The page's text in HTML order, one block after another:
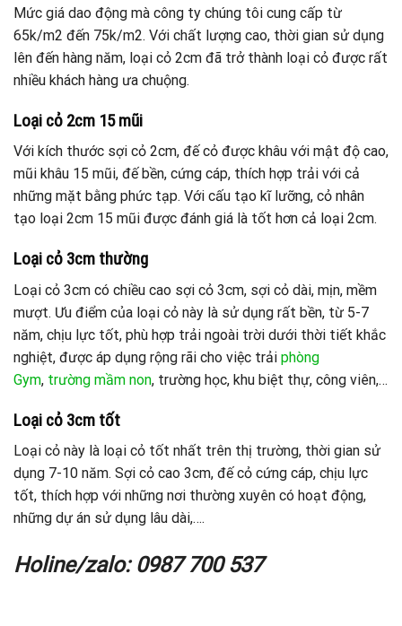
Mức giá dao động mà công ty chúng tôi cung cấp từ
65k/m2 đến 75k/m2. Với chất lượng cao, thời gian sử dụng
lên đến hàng năm, loại cỏ 2cm đã trở thành loại cỏ được rất
nhiều khách hàng ưa chuộng.
Loại cỏ 2cm 15 mũi
Với kích thước sợi cỏ 2cm, đế cỏ được khâu với mật độ cao,
mũi khâu 15 mũi, đế bền, cứng cáp, thích hợp trải với cả
những mặt bằng phức tạp. Với cấu tạo kĩ lưỡng, cỏ nhân
tạo loại 2cm 15 mũi được đánh giá là tốt hơn cả loại 2cm.
Loại cỏ 3cm thường
Loại cỏ 3cm có chiều cao sợi cỏ 3cm, sợi cỏ dài, mịn, mềm
mượt. Ưu điểm của loại cỏ này là sử dụng rất bền, từ 5-7
năm, chịu lực tốt, phù hợp trải ngoài trời dưới thời tiết khắc
nghiệt, được áp dụng rộng rãi cho việc trải phòng
Gym, trường mầm non, trường học, khu biệt thự, công viên,…
Loại cỏ 3cm tốt
Loại cỏ này là loại cỏ tốt nhất trên thị trường, thời gian sử
dụng 7-10 năm. Sợi cỏ cao 3cm, đế cỏ cứng cáp, chịu lực
tốt, thích hợp với những nơi thường xuyên có hoạt động,
những dự án sử dụng lâu dài,….
Holine/zalo: 0987 700 537